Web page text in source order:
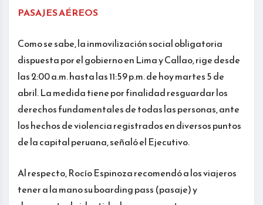
PASAJES AÉREOS
Como se sabe, la inmovilización social obligatoria
dispuesta por el gobierno en Lima y Callao, rige desde
las 2:00 a.m. hasta las 11:59 p.m. de hoy martes 5 de
abril. La medida tiene por finalidad resguardar los
derechos fundamentales de todas las personas, ante
los hechos de violencia registrados en diversos puntos
de la capital peruana, señaló el Ejecutivo.
Al respecto, Rocío Espinoza recomendó a los viajeros
tener a la mano su boarding pass (pasaje) y